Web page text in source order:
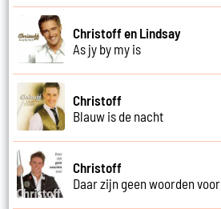
Christoff en Lindsay
As jy by my is
Christoff
Blauw is de nacht
Christoff
Daar zijn geen woorden voor